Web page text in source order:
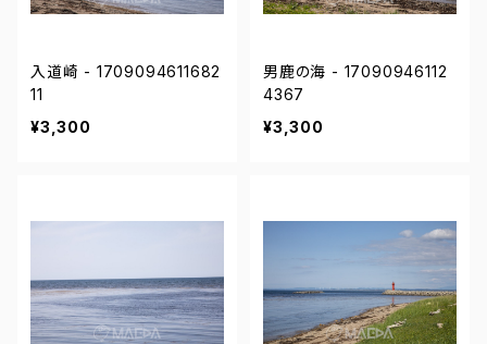
入道崎 - 1709094611682
11
¥3,300
男鹿の海 - 17090946112
4367
¥3,300